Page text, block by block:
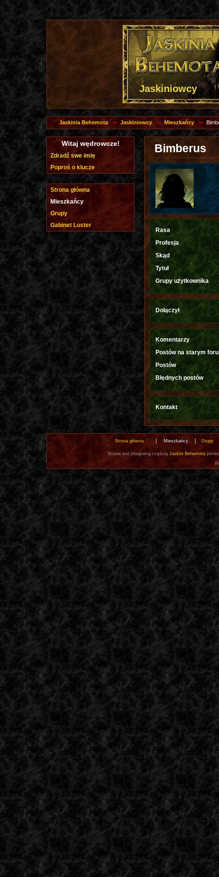
Jaskiniowcy
Jaskinia Behemota Jaskiniowcy Mieszkańcy
Bimberus
Rasa
Profesja
Skąd
Tytuł
Grupy użytkownika
Dołączył
Komentarzy
Postów na starym
Postów
Błędnych postów
Kontakt
Witaj wędrowcze!
Zdradź swe imię
Poproś o klucze
Strona główna
Mieszkańcy
Grupy
Gabinet Luster
Strona główna Mieszkańcy Grupy
Strona jest integralną częścią Jaskini Behemota